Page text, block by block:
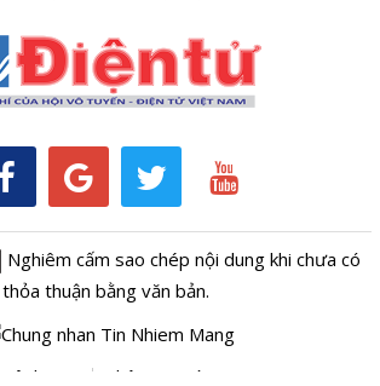
Nghiêm cấm sao chép nội dung khi chưa có
thỏa thuận bằng văn bản.
Kênh RSS Thông tin tòa soạn